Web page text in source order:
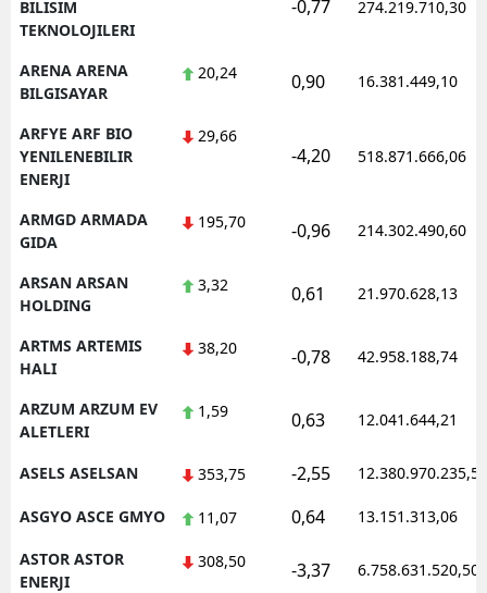
BILISIM
TEKNOLOJILERI
-0,77 274.219.710,30
ARENA ARENA
BILGISAYAR
20,24 0,90 16.381.449,10
ARFYE ARF BIO
YENILENEBILIR
ENERJI
29,66
-4,20 518.871.666,06
ARMGD ARMADA
GIDA
195,70 -0,96 214.302.490,60
ARSAN ARSAN
HOLDING
3,32 0,61 21.970.628,13
ARTMS ARTEMIS
HALI
38,20 -0,78 42.958.188,74
ARZUM ARZUM EV
ALETLERI
1,59 0,63 12.041.644,21
ASELS ASELSAN 353,75 -2,55 12.380.970.235,50
ASGYO ASCE GMYO 11,07 0,64 13.151.313,06
ASTOR ASTOR
ENERJI
308,50 -3,37 6.758.631.520,50